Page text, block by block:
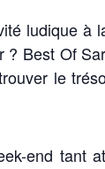
ludique à
? Best Of
le
end tant